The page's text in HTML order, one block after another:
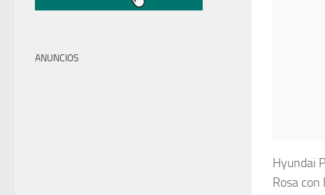
Hyundai
Rosa
ANUNCIOS